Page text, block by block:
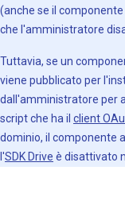
(anche se il
che l'amministratore
Tuttavia, se un
viene pubblicato per
dall'amministratore per
script che ha il client
dominio, il componente
l'SDK Drive è disattivato